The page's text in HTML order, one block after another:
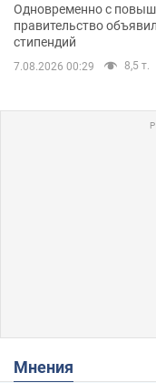
Одновременно с
правительство
стипендий
7.08.2026 00:29 8,5 т.
Мнения